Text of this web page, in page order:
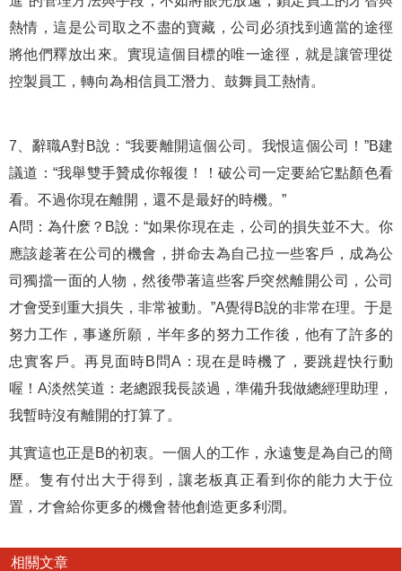
熱情，這是公司取之不盡的寶藏，公司必須找到適當的途徑
將他們釋放出來。實現這個目標的唯一途徑，就是讓管理從
控製員工，轉向為相信員工潛力、鼓舞員工熱情。
7、辭職A對B說：“我要離開這個公司。我恨這個公司！”B建
議道：“我舉雙手贊成你報復！！破公司一定要給它點顏色看
看。不過你現在離開，還不是最好的時機。”
A問：為什麽？B說：“如果你現在走，公司的損失並不大。你
應該趁著在公司的機會，拼命去為自己拉一些客戶，成為公
司獨擋一面的人物，然後帶著這些客戶突然離開公司，公司
才會受到重大損失，非常被動。”A覺得B說的非常在理。于是
努力工作，事遂所願，半年多的努力工作後，他有了許多的
忠實客戶。再見面時B問A：現在是時機了，要跳趕快行動
喔！A淡然笑道：老總跟我長談過，準備升我做總經理助理，
我暫時沒有離開的打算了。
其實這也正是B的初衷。一個人的工作，永遠隻是為自己的簡
歷。隻有付出大于得到，讓老板真正看到你的能力大于位
置，才會給你更多的機會替他創造更多利潤。
相關文章